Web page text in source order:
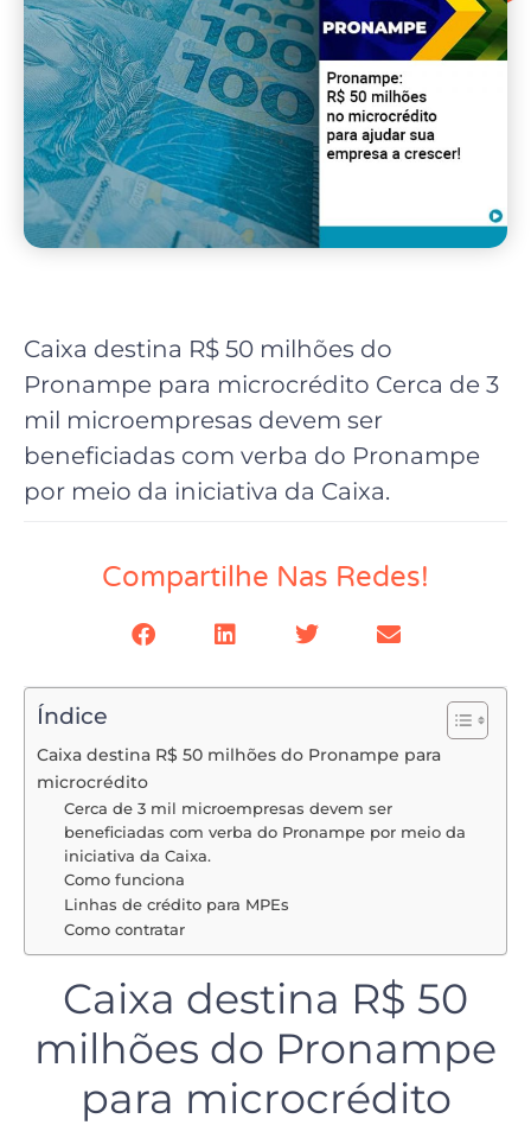
Caixa destina R$ 50 milhões do
Pronampe para microcrédito Cerca de 3
mil microempresas devem ser
beneficiadas com verba do Pronampe
por meio da iniciativa da Caixa.
Compartilhe Nas Redes!
Índice
Caixa destina R$ 50 milhões do Pronampe para
microcrédito
Cerca de 3 mil microempresas devem ser
beneficiadas com verba do Pronampe por meio da
iniciativa da Caixa.
Como funciona
Linhas de crédito para MPEs
Como contratar
Caixa destina R$ 50
milhões do Pronampe
para microcrédito